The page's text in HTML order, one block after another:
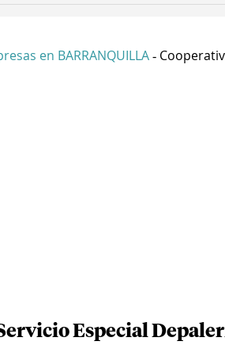
en BARRANQUILLA -
Especial